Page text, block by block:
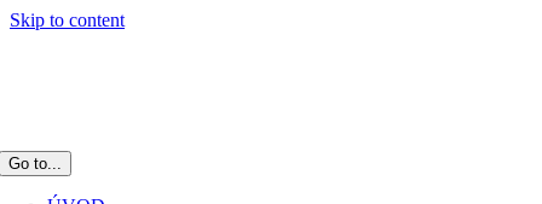
Skip to content
Go to...